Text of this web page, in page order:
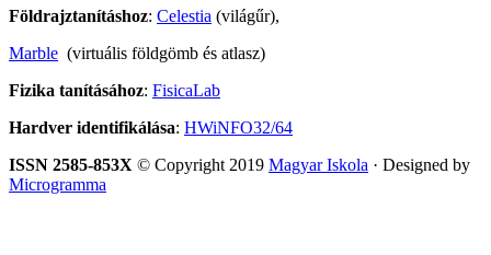
Földrajztanításhoz: Celestia (világűr),
Marble (virtuális földgömb és atlasz)
Fizika tanításához: FisicaLab
Hardver identifikálása: HWiNFO32/64
ISSN 2585-853X © Copyright 2019 Magyar Iskola · Designed by
Microgramma